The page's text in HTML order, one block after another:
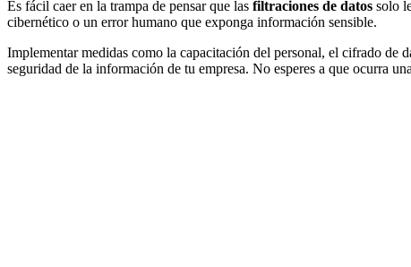
Es fácil caer en la trampa de pensar que las filtraciones de datos solo
cibernético o un error humano que exponga información sensible.
Implementar medidas como la capacitación del personal, el cifrado de
seguridad de la información de tu empresa. No esperes a que ocurra